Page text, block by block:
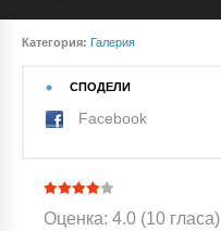
Категория: Галерия
СПОДЕЛИ
Facebook
Оценка: 4.0 (10 гласа)